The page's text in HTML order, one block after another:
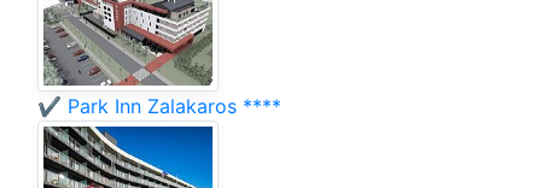
✔️ Park Inn Zalakaros ****